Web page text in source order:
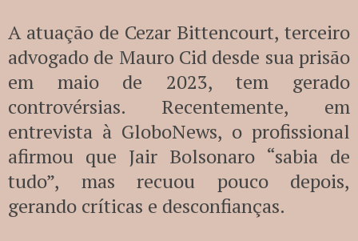
A atuação de Cezar Bittencourt, terceiro
advogado de Mauro Cid desde sua prisão
em maio de 2023, tem gerado
controvérsias. Recentemente, em
entrevista à GloboNews, o profissional
afirmou que Jair Bolsonaro “sabia de
tudo”, mas recuou pouco depois,
gerando críticas e desconfianças.